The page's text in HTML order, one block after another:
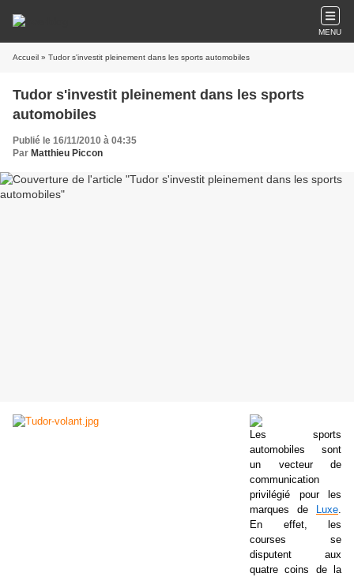
MENU
Accueil » Tudor s'investit pleinement dans les sports automobiles
Tudor s'investit pleinement dans les sports
automobiles
Publié le 16/11/2010 à 04:35
Par Matthieu Piccon
Les sports
automobiles sont
un vecteur de
communication
privilégié pour les
marques de
Luxe.
En effet, les
courses se
disputent aux
quatre coins de la